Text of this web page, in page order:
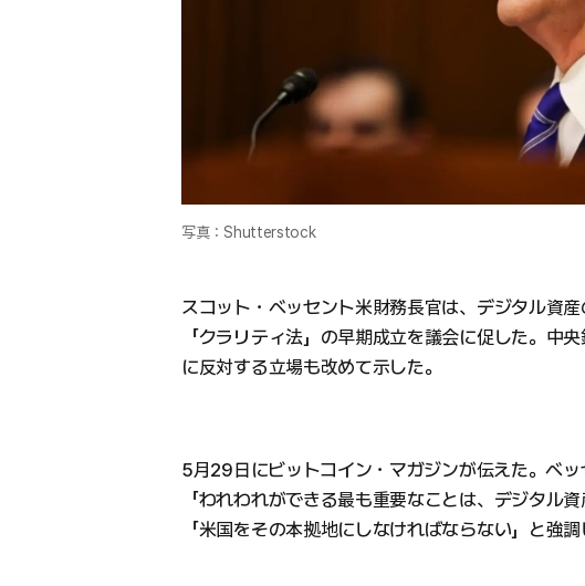
写真：Shutterstock
スコット・ベッセント米財務長官は、デジタル資
「クラリティ法」の早期成立を議会に促した。中
に反対する立場も改めて示した。
5月29日にビットコイン・マガジンが伝えた。ベ
「われわれができる最も重要なことは、デジタル
「米国をその本拠地にしなければならない」と強調